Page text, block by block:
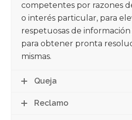
competentes por razones
o interés particular, para
respetuosas de
para obtener pronta
mismas.
Queja
Reclamo